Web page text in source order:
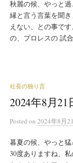
秋麗の候、やっと
縁と言う言葉を聞
えない、との事で
の、プロレスの 試
社長の独り言
2024年8月21
Posted on 2024年8月
暮夏の候、やっと
30度ありますね、